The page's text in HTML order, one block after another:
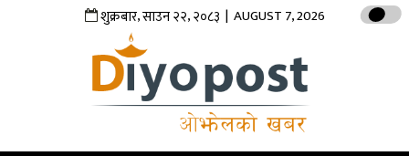
शुक्रबार,साउन२२,२०८३ | AUGUST 7, 2026